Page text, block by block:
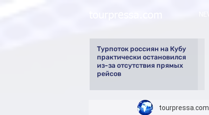
Турпоток россиян на Кубу
практически остановился
из-за отсутствия прямых
рейсов
tourpressa.com